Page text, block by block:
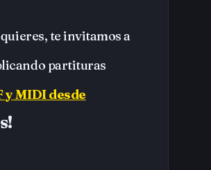
te invitamos a
partituras
y MIDI desde